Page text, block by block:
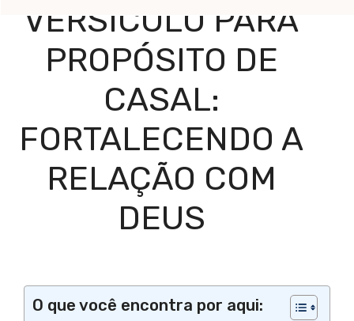
VERSÍCULO PARA
PROPÓSITO DE
CASAL:
FORTALECENDO A
RELAÇÃO COM
DEUS
O que você encontra por aqui: